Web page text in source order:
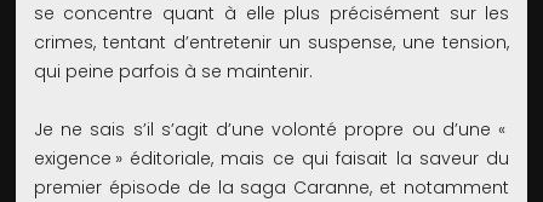
se concentre quant à elle plus précisément sur les
crimes, tentant d’entretenir un suspense, une tension,
qui peine parfois à se maintenir.
Je ne sais s’il s’agit d’une volonté propre ou d’une «
exigence » éditoriale, mais ce qui faisait la saveur du
premier épisode de la saga Caranne, et notamment